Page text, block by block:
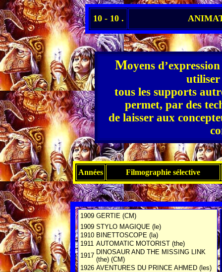
10 - 10 .
Moyens
utiliser
tous les supports
permet, par des
de laisser aux
Années Filmographie sélective
1909 GERTIE (CM)
1909 STYLO MAGIQUE (le)
1910 BINETTOSCOPE (la)
1911 AUTOMATIC MOTORIST (the)
1917 DINOSAUR AND THE MISSING LINK
(the) (CM)
1926 AVENTURES DU PRINCE AHMED (les)